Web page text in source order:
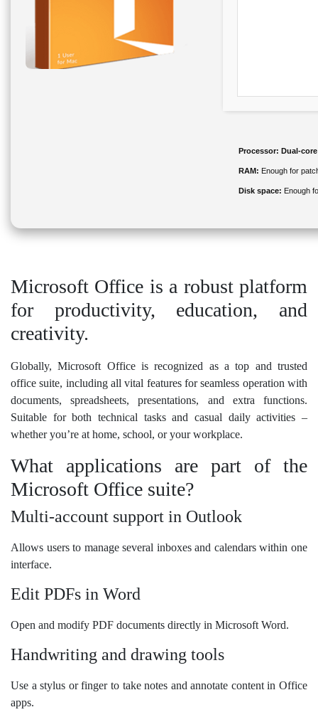
Processor: Dual-
RAM: Enough for
Disk space: Enough
Microsoft Office is a robust platform
for productivity, education, and
creativity.
Globally, Microsoft Office is recognized as a top and trusted
office suite, including all vital features for seamless operation with
documents, spreadsheets, presentations, and extra functions.
Suitable for both technical tasks and casual daily activities –
whether you’re at home, school, or your workplace.
What applications are part of the
Microsoft Office suite?
Multi-account support in Outlook
Allows users to manage several inboxes and calendars within one
interface.
Edit PDFs in Word
Open and modify PDF documents directly in Microsoft Word.
Handwriting and drawing tools
Use a stylus or finger to take notes and annotate content in Office
apps.